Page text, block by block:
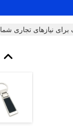
برای نیازهای تجاری شما